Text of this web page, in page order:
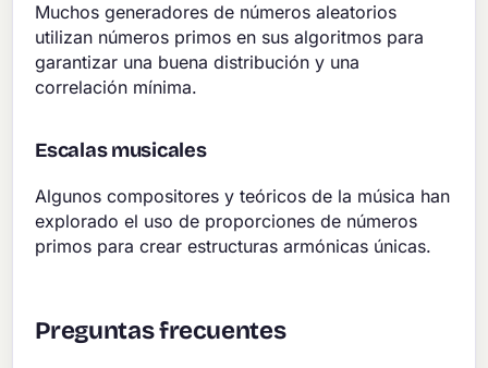
Muchos generadores de números aleatorios
utilizan números primos en sus algoritmos para
garantizar una buena distribución y una
correlación mínima.
Escalas musicales
Algunos compositores y teóricos de la música han
explorado el uso de proporciones de números
primos para crear estructuras armónicas únicas.
Preguntas frecuentes